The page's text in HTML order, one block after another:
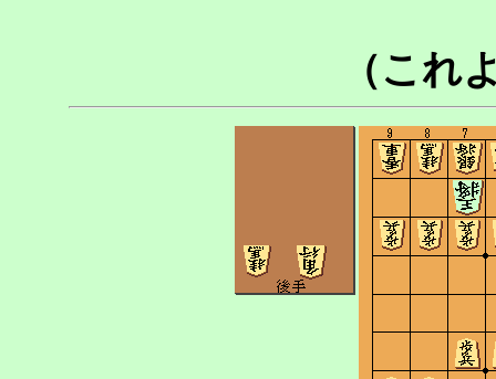
（これ